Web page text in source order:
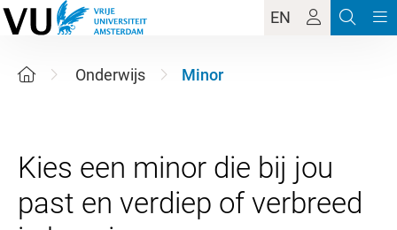
EN
Onderwijs Minor
Kies een minor die bij jou
past en verdiep of verbreed